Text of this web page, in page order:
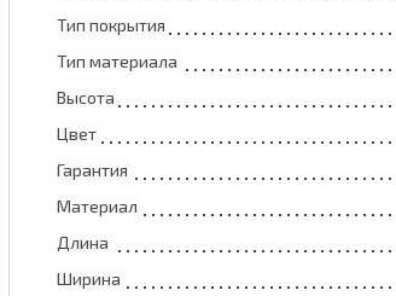
Тип покрытия
Тип материала
Высота
Цвет
Гарантия
Материал
Длина
Ширина